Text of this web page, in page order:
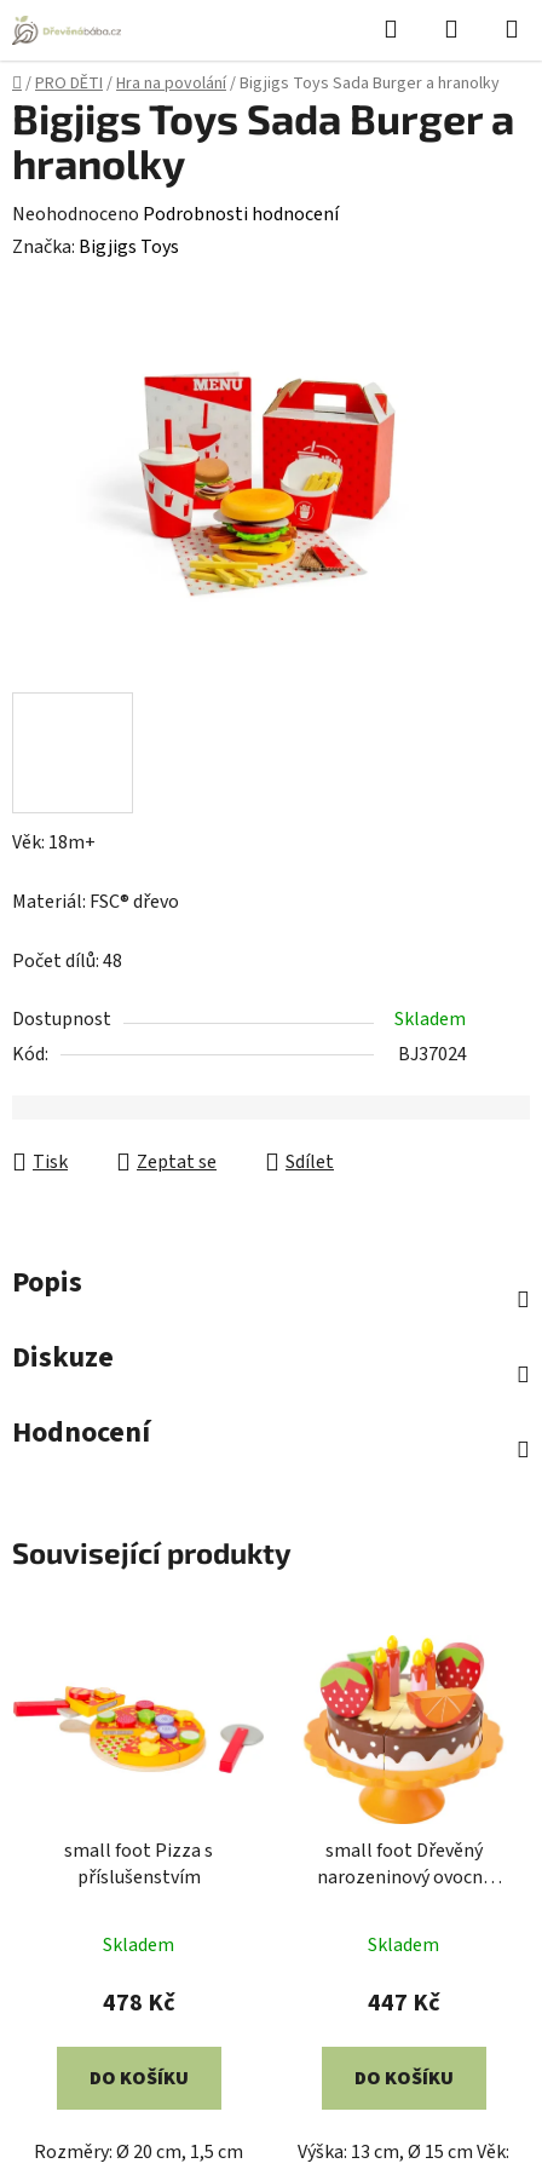
Přejít
na
obsah
Hledat
KOŠÍK
Domů
/PRO DĚTI/Hra na povolání/Bigjigs Toys Sada Burger a hranolky
Věk: 18m+
Materiál: FSC® dřevo
Počet dílů: 48
Dostupnost
Skladem
Kód:
BJ37024
Tisk Zeptat se Sdílet
Bigjigs Toys Sada Burger a
hranolky
Průměrné
hodnocení
Neohodnoceno Podrobnosti hodnocení
Značka: Bigjigs Toys
Popis
Diskuze
Hodnocení
Související produkty
small foot Pizza s
příslušenstvím
Skladem
478 Kč
DO KOŠÍKU
Rozměry: Ø 20 cm, 1,5 cm
small foot Dřevěný
narozeninový ovocný
Skladem
447 Kč
DO KOŠÍKU
Výška: 13 cm, Ø 15 cm Věk: